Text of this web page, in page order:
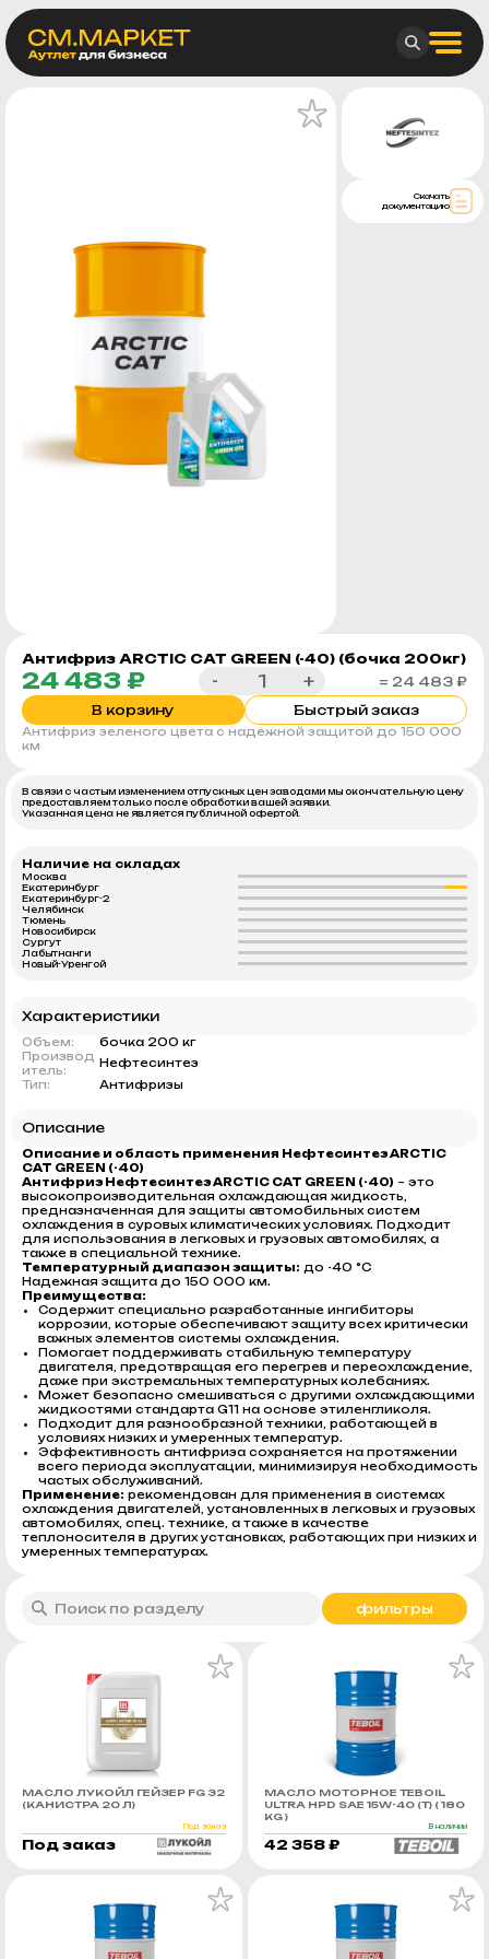
Антифриз ARCTIC CAT GREEN (-40) (бочка 200кг)
24 483 ₽ - +
= 24 483 ₽
В корзину
Быстрый заказ
Антифриз зеленого цвета с надежной защитой до 150 000
км
Скачать
документацию
В связи с частым изменением отпускных цен заводами мы окончательную цену
предоставляем только после обработки вашей заявки.
Указанная цена не является публичной офертой.
Наличие на складах
Москва
Екатеринбург
Екатеринбург-2
Челябинск
Тюмень
Новосибирск
Сургут
Лабытнанги
Новый-Уренгой
Характеристики
Объем:
бочка 200 кг
Производ
итель:
Нефтесинтез
Тип:
Антифризы
Описание
Описание и область применения Нефтесинтез ARCTIC
CAT GREEN (-40)
Антифриз Нефтесинтез ARCTIC CAT GREEN (-40) – это
высокопроизводительная охлаждающая жидкость,
предназначенная для защиты автомобильных систем
охлаждения в суровых климатических условиях. Подходит
для использования в легковых и грузовых автомобилях, а
также в специальной технике.
Температурный диапазон защиты: до -40 °С
Надежная защита до 150 000 км.
Преимущества:
Содержит специально разработанные ингибиторы
коррозии, которые обеспечивают защиту всех критически
важных элементов системы охлаждения.
Помогает поддерживать стабильную температуру
двигателя, предотвращая его перегрев и переохлаждение,
даже при экстремальных температурных колебаниях.
Может безопасно смешиваться с другими охлаждающими
жидкостями стандарта G11 на основе этиленгликоля.
Подходит для разнообразной техники, работающей в
условиях низких и умеренных температур.
Эффективность антифриза сохраняется на протяжении
всего периода эксплуатации, минимизируя необходимость
частых обслуживаний.
Применение: рекомендован для применения в системах
охлаждения двигателей, установленных в легковых и грузовых
автомобилях, спец. технике, а также в качестве
теплоносителя в других установках, работающих при низких и
умеренных температурах.
фильтры
МАСЛО ЛУКОЙЛ ГЕЙЗЕР FG 32
(КАНИСТРА 20 Л)
Под заказ
Под заказ
МАСЛО МОТОРНОЕ TEBOIL
ULTRA HPD SAE 15W-40 (Т) ( 180
KG )
В наличии
42 358 ₽